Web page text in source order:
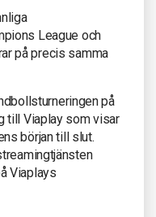
League och
på precis samma
på
till Viaplay som visar
början till slut.
Viaplays